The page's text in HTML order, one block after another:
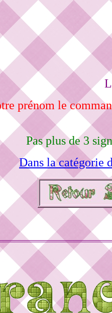
prénom le
Pas plus de 3
Dans la catégorie